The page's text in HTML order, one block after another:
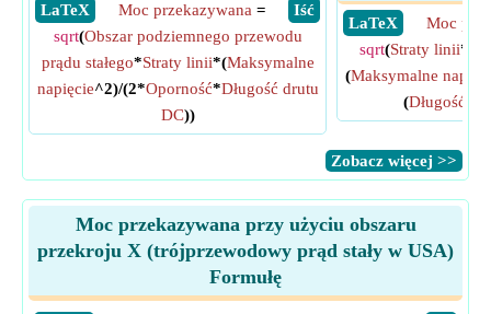
​ LaTeX
​ Iść
Moc przekazywana =
sqrt(Obszar podziemnego przewodu
prądu stałego*Straty linii*(Maksymalne
napięcie^2)/(2*Oporność*Długość drutu
DC))
​ LaTeX
Moc
sqrt(Straty linii*
(Maksymalne
(Długość
​Zobacz więcej >>
Moc przekazywana przy użyciu obszaru
przekroju X (trójprzewodowy prąd stały w USA)
Formułę